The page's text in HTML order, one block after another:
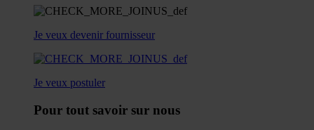
Je veux devenir fournisseur
Je veux postuler
Pour tout savoir sur nous